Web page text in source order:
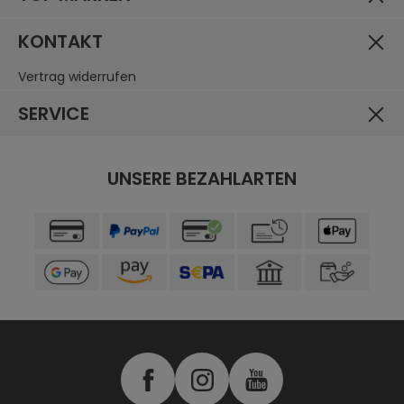
KONTAKT
Vertrag widerrufen
SERVICE
UNSERE BEZAHLARTEN